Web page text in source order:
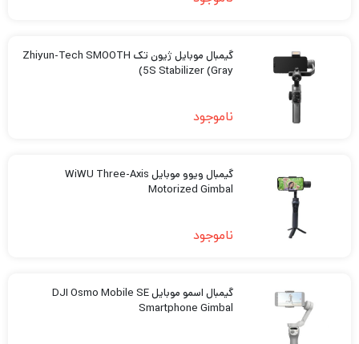
گیمبال موبایل ژیون تک Zhiyun-Tech SMOOTH
5S Stabilizer (Gray)
ناموجود
گیمبال ویوو موبایل WiWU Three-Axis
Motorized Gimbal
ناموجود
گیمبال اسمو موبایل DJI Osmo Mobile SE
Smartphone Gimbal